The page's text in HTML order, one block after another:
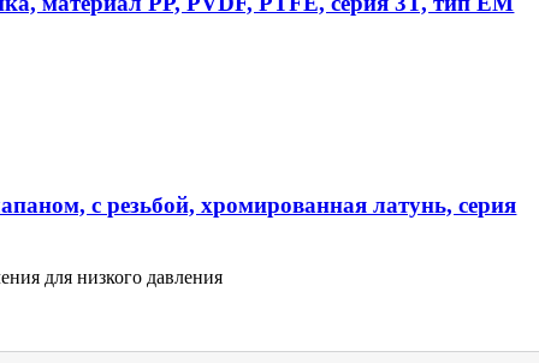
с резьбой, хромированная латунь, серия
для низкого давления